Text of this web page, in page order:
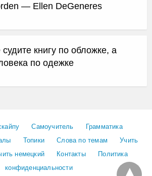
— Ellen DeGeneres
книгу по обложке, а
по одежке
Самоучитель
Грамматика
Топики Слова по темам
Учить
немецкий Контакты
Политика
конфиденциальности